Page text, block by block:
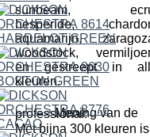
sunbeam,
hesperide,
aquamarijn,
woodstock,
en gestreept in
kleuren.
Mening van de professional:
Met bijna 300 kleuren is